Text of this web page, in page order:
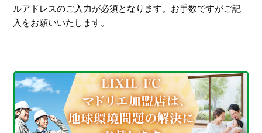
ルアドレスのご入力が必須となります。お手数ですがご記
入をお願いいたします。